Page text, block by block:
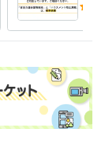
年7月
正社
けで